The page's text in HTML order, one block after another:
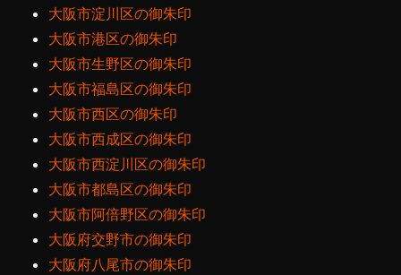
大阪市淀川区の御朱印
大阪市港区の御朱印
大阪市生野区の御朱印
大阪市福島区の御朱印
大阪市西区の御朱印
大阪市西成区の御朱印
大阪市西淀川区の御朱印
大阪市都島区の御朱印
大阪市阿倍野区の御朱印
大阪府交野市の御朱印
大阪府八尾市の御朱印